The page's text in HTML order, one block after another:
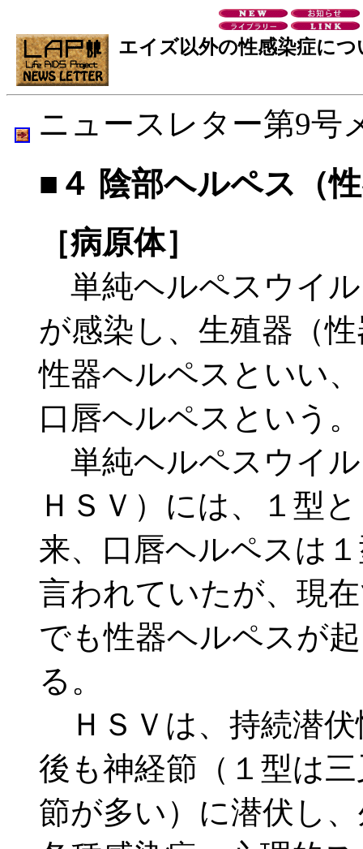
エイズ以外の性感染症につ
ニュースレター第9号
■４ 陰部ヘルペス（
［病原体］
単純ヘルペスウイ
が感染し、生殖器（
性器ヘルペスといい
口唇ヘルペスという。
単純ヘルペスウイル
ＨＳＶ）には、１型
来、口唇ヘルペスは
言われていたが、現
でも性器ヘルペスが
る。
ＨＳＶは、持続潜伏
後も神経節（１型は
節が多い）に潜伏し